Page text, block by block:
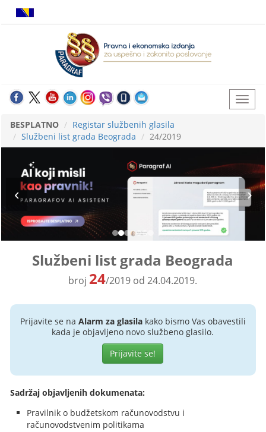
BESPLATNO
Registar službenih glasila
Službeni list grada Beograda
24/2019
Službeni list grada Beograda
broj 24/2019 od 24.04.2019.
Prijavite se na Alarm za glasilakako bismo Vas obavestili
kada je objavljeno novo službeno glasilo.
Prijavite se!
Sadržaj objavljenih dokumenata:
Pravilnik o budžetskom računovodstvu i
računovodstvenim politikama